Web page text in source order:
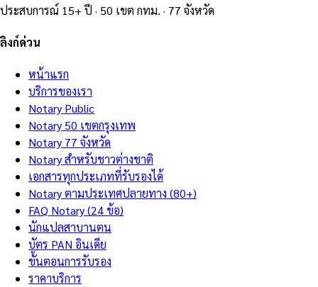
ประสบการณ์ 15+ ปี · 50 เขต กทม. · 77 จังหวัด
ลิงก์ด่วน
หน้าแรก
บริการของเรา
Notary Public
Notary 50 เขตกรุงเทพ
Notary 77 จังหวัด
Notary สำหรับชาวต่างชาติ
เอกสารทุกประเภทที่รับรองได้
Notary ตามประเทศปลายทาง (80+)
FAQ Notary (24 ข้อ)
นักแปลสาบานตน
บัตร PAN อินเดีย
ขั้นตอนการรับรอง
ราคาบริการ